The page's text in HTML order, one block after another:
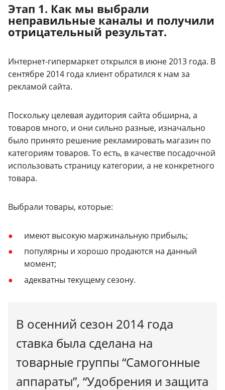
Этап 1. Как мы выбрали
неправильные каналы и получили
отрицательный результат.
Интернет-гипермаркет открылся в июне 2013 года. В
сентябре 2014 года клиент обратился к нам за
рекламой сайта.
Поскольку целевая аудитория сайта обширна, а
товаров много, и они сильно разные, изначально
было принято решение рекламировать магазин по
категориям товаров. То есть, в качестве посадочной
использовать страницу категории, а не конкретного
товара.
Выбрали товары, которые:
имеют высокую маржинальную прибыль;
популярны и хорошо продаются на данный
момент;
адекватны текущему сезону.
В осенний сезон 2014 года
ставка была сделана на
товарные группы “Самогонные
аппараты”, “Удобрения и защита